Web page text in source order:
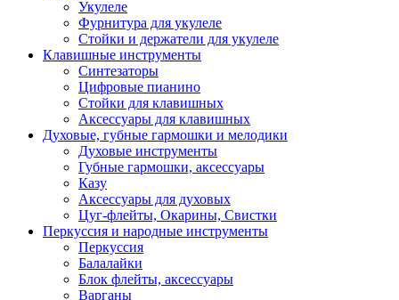
Укулеле
Фурнитура для укулеле
Стойки и держатели для укулеле
Клавишные инструменты
Синтезаторы
Цифровые пианино
Стойки для клавишных
Аксессуары для клавишных
Духовые, губные гармошки и мелодики
Духовые инструменты
Губные гармошки, аксессуары
Казу
Аксессуары для духовых
Цуг-флейты, Окарины, Свистки
Перкуссия и народные инструменты
Перкуссия
Балалайки
Блок флейты, аксессуары
Варганы